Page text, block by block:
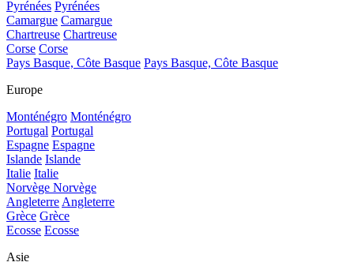
Pyrénées Pyrénées
Camargue Camargue
Chartreuse Chartreuse
Corse Corse
Pays Basque, Côte Basque Pays Basque, Côte Basque
Europe
Monténégro Monténégro
Portugal Portugal
Espagne Espagne
Islande Islande
Italie Italie
Norvège Norvège
AngleterreAngleterre
Grèce Grèce
Ecosse Ecosse
Asie